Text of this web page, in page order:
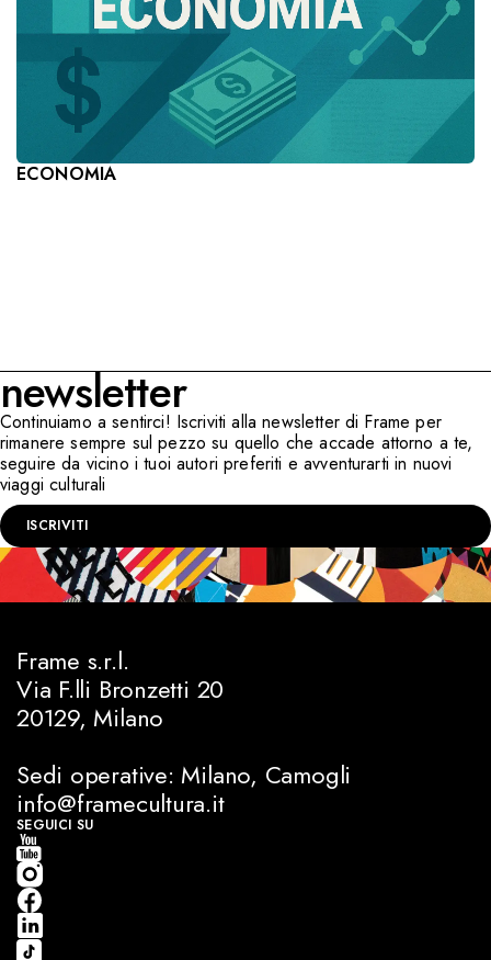
ECONOMIA
newsletter
Continuiamo a sentirci! Iscriviti alla newsletter di Frame per
rimanere sempre sul pezzo su quello che accade attorno a te,
seguire da vicino i tuoi autori preferiti e avventurarti in nuovi
viaggi culturali
ISCRIVITI
Frame s.r.l.
Via F.lli Bronzetti 20
20129, Milano
Sedi operative: Milano, Camogli
info@framecultura.it
SEGUICI SU